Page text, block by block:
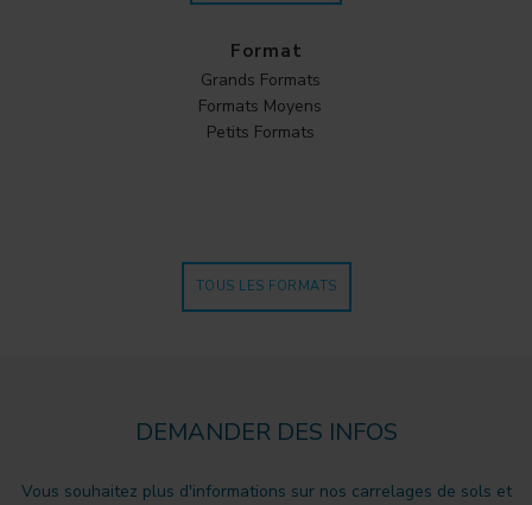
Format
Grands Formats
Formats Moyens
Petits Formats
TOUS LES FORMATS
DEMANDER DES INFOS
Vous souhaitez plus d'informations sur nos carrelages de sols et